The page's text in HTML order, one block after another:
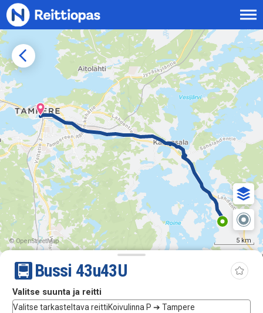
Siirry sisältöön
© OpenStreetMap 5 km
Bussi 43u43U
Valitse suunta ja reitti
Valitse tarkasteltava reittiKoivulinna P ➔ Tampere